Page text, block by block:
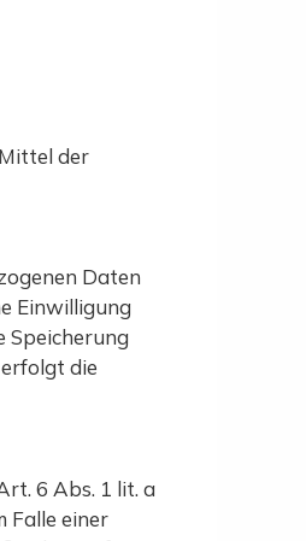
der
Daten
Einwilligung
Speicherung
die
6 Abs. 1 lit. a
Falle einer